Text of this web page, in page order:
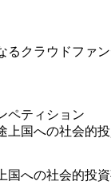
るクラウドファ
ペティション
国への社会的投